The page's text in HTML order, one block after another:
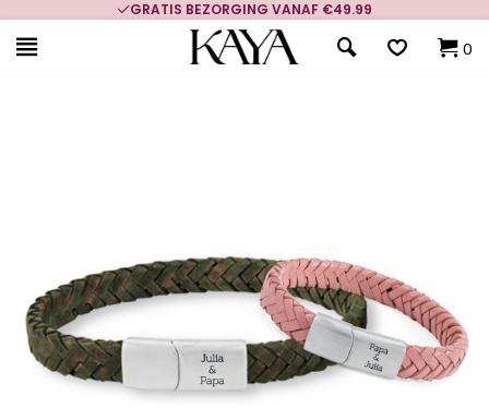
GRATIS BEZORGING VANAF €49.99
0